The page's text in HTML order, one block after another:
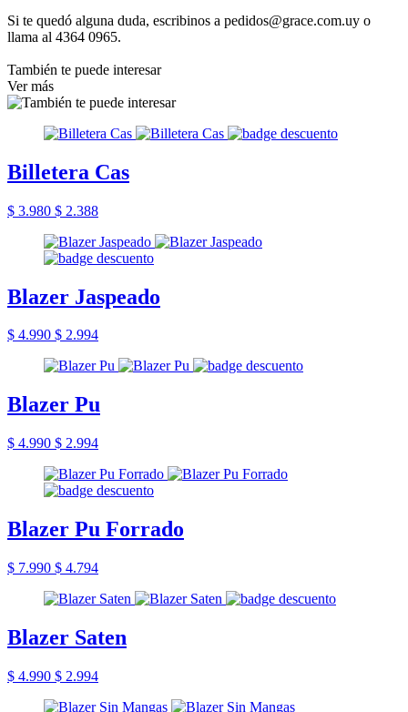
Si te quedó alguna duda, escribinos a pedidos@grace.com.uy o
llama al 4364 0965.
También te puede interesar
Ver más
Billetera Cas
$ 3.980 $ 2.388
Blazer Jaspeado
$ 4.990 $ 2.994
Blazer Pu
$ 4.990 $ 2.994
Blazer Pu Forrado
$ 7.990 $ 4.794
Blazer Saten
$ 4.990 $ 2.994